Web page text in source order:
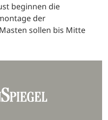
beginnen die
der
sollen bis Mitte